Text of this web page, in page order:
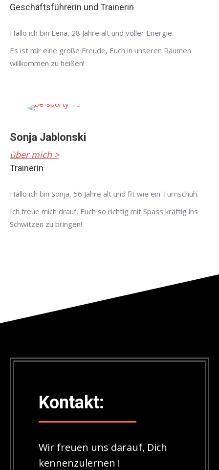
Geschäftsführerin und Trainerin
Hallo ich bin Lena, 28 Jahre alt und voller Energie.
Es ist mir eine große Freude, Euch in unseren Räumen
willkommen zu heißen!
Sonja Jablonski
über mich >
Trainerin
Hallo ich bin Sonja, 56 Jahre alt und fit wie ein Turnschuh.
Ich freue mich drauf, Euch so richtig mit Spass kräftig ins
Schwitzen zu bringen!
Kontakt:
Wir freuen uns darauf, Dich
kennenzulernen !